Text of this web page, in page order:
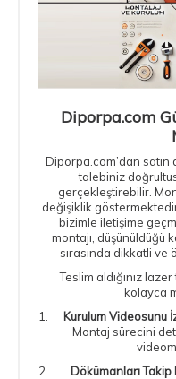
Diporpa.com
Diporpa.com’dan satın
talebiniz
gerçekleştirebilir.
değişiklik
bizimle iletişime
montajı, düşünüldüğü
sırasında dikkatli ve
Teslim aldığınız
kolayca
Kurulum Videosunu
Montaj sürecini
Dökümanları Takip